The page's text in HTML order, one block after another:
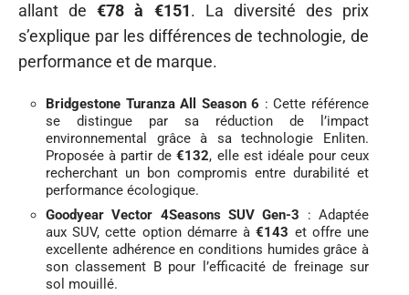
allant de€78 à €151. La diversité des prix
s’explique par les différences de technologie, de
performance et de marque.
Bridgestone Turanza All Season 6 : Cette référence
se distingue par sa réduction de l’impact
environnemental grâce à sa technologie Enliten.
Proposée à partir de€132, elle est idéale pour ceux
recherchant un bon compromis entre durabilité et
performance écologique.
Goodyear Vector 4Seasons SUV Gen-3 : Adaptée
aux SUV, cette option démarre à€143 et offre une
excellente adhérence en conditions humides grâce à
son classement B pour l’efficacité de freinage sur
sol mouillé.